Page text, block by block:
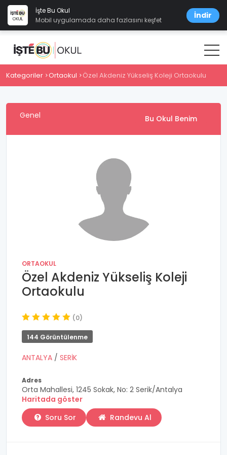
İşte Bu Okul
Mobil uygulamada daha fazlasını keşfet
İndir
Kategoriler Ortaokul Özel Akdeniz Yükseliş Koleji Ortaokulu
Genel Bu Okul Benim
ORTAOKUL
Özel Akdeniz Yükseliş Koleji
Ortaokulu
(0)
144 Görüntülenme
ANTALYA / SERİK
Adres
Orta Mahallesi, 1245 Sokak, No: 2 Serik/Antalya
Haritada göster
Soru Sor
Randevu Al